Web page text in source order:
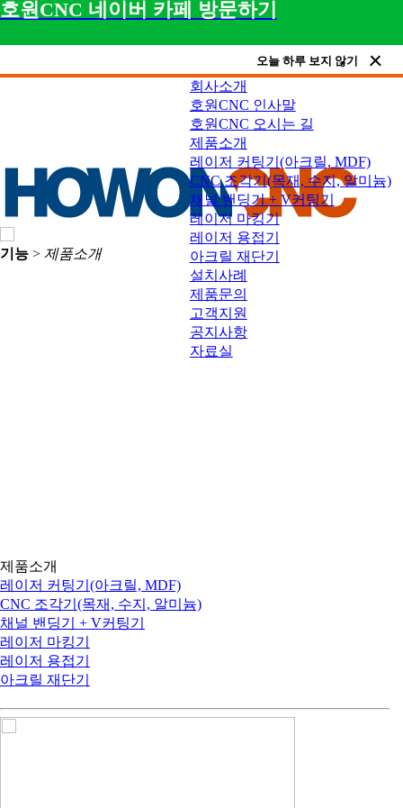
호원CNC 네이버 카페 방문하기
오늘 하루 보지 않기
회사소개
호원CNC 인사말
호원CNC 오시는 길
제품소개
레이저 커팅기(아크릴, MDF)
CNC 조각기(목재, 수지, 알미늄)
채널 밴딩기 + V커팅기
레이저 마킹기
레이저 용접기
아크릴 재단기
설치사례
제품문의
고객지원
공지사항
자료실
기능 > 제품소개
제품소개
레이저 커팅기(아크릴, MDF)
CNC 조각기(목재, 수지, 알미늄)
채널 밴딩기 + V커팅기
레이저 마킹기
레이저 용접기
아크릴 재단기